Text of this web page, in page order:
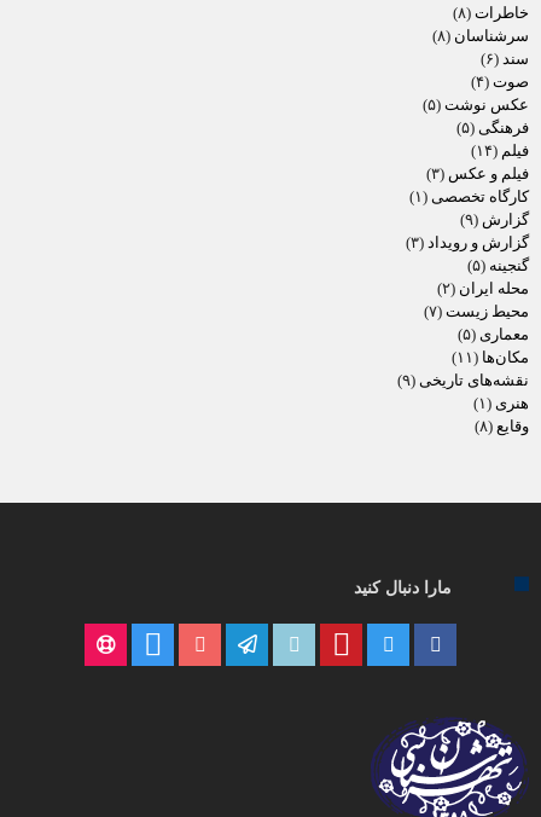
خاطرات (۸)
سرشناسان (۸)
سند (۶)
صوت (۴)
عکس نوشت (۵)
فرهنگی (۵)
فیلم (۱۴)
فیلم و عکس (۳)
کارگاه تخصصی (۱)
گزارش (۹)
گزارش و رویداد (۳)
گنجینه (۵)
محله ایران (۲)
محیط زیست (۷)
معماری (۵)
مکان‌ها (۱۱)
نقشه‌های تاریخی (۹)
هنری (۱)
وقایع (۸)
مارا دنبال کنید